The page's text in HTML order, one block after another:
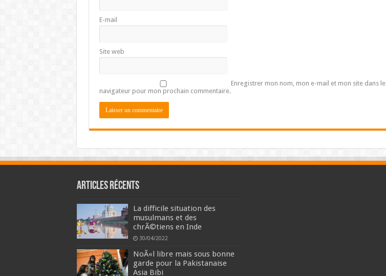
E-mail
Site web
Enregistrer mon nom, mon e-mail et mon site dans le
navigateur pour mon prochain commentaire.
Articles récents
La difficile situation des
musulmans et des
chrÃ©tiens en Inde
30/04/2022
NoÃ«l libre mais sous bonne
garde pour la Pakistanaise
Asia Bibi